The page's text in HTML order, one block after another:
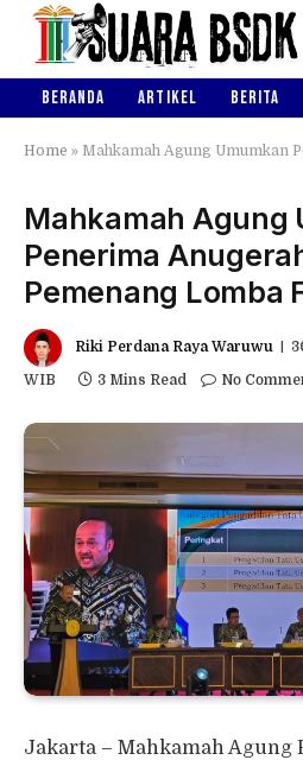
BERANDA ARTIKEL BERITA
Home » Mahkamah Agung Umumkan Penerima Anugerah
Mahkamah Agung
Penerima
Pemenang Lomba
Riki Perdana Raya Waruwu
WIB
3 Mins Read No
Jakarta – Mahkamah Agung